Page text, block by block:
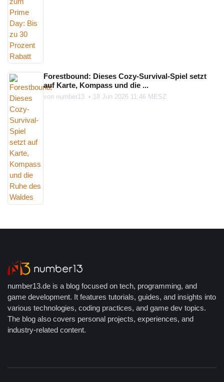
Forestbound: Dieses Cozy-Survival-Spiel setzt
auf Karte, Kompass und die ...
von number13 • 18 Jun 2026 11:46 MESZ
number13.de is a blog focused on tech, programming, and
game development. It features tutorials, guides, and insights into
various technologies, coding practices, and game dev topics.
The blog also covers personal projects, experiences, and
industry-related content.